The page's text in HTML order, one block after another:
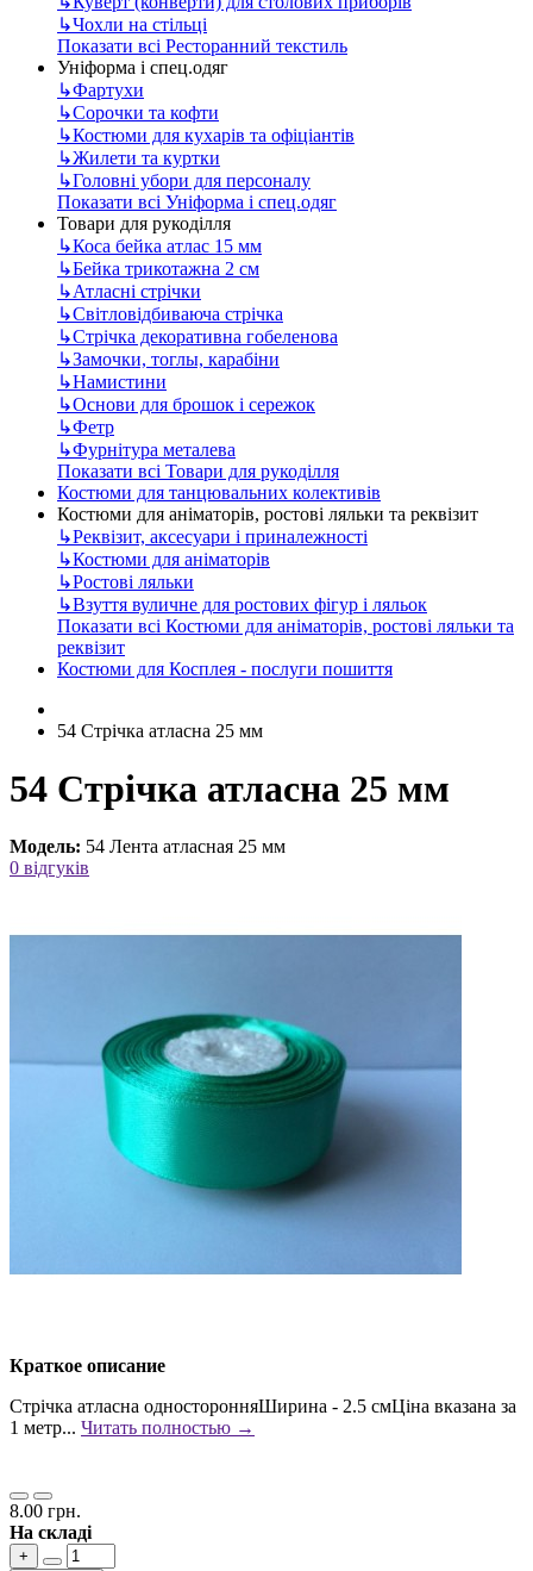
↳Чохли на стільці
Показати всі Ресторанний текстиль
Уніформа і спец.одяг
↳Фартухи
↳Сорочки та кофти
↳Костюми для кухарів та офіціантів
↳Жилети та куртки
↳Головні убори для персоналу
Показати всі Уніформа і спец.одяг
Товари для рукоділля
↳Коса бейка атлас 15 мм
↳Бейка трикотажна 2 см
↳Атласні стрічки
↳Світловідбиваюча стрічка
↳Стрічка декоративна гобеленова
↳Замочки, тоглы, карабіни
↳Намистини
↳Основи для брошок і сережок
↳Фетр
↳Фурнітура металева
Показати всі Товари для рукоділля
Костюми для танцювальних колективів
Костюми для аніматорів, ростові ляльки та реквізит
↳Реквізит, аксесуари і приналежності
↳Костюми для аніматорів
↳Ростові ляльки
↳Взуття вуличне для ростових фігур і ляльок
Показати всі Костюми для аніматорів, ростові ляльки та
реквізит
Костюми для Косплея - послуги пошиття
54 Стрічка атласна 25 мм
54 Стрічка атласна 25 мм
Модель: 54 Лента атласная 25 мм
0 відгуків
Краткое описание
Стрічка атласна односторонняШирина - 2.5 смЦіна вказана за
1 метр... Читать полностью →
8.00 грн.
На складі
+